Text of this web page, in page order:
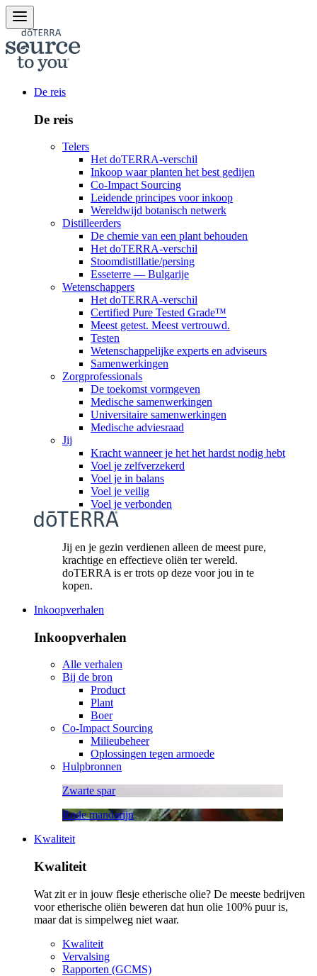
De reis
De reis
Telers
Het doTERRA-verschil
Inkoop waar planten het best gedijen
Co-Impact Sourcing
Leidende principes voor inkoop
Wereldwijd botanisch netwerk
Distilleerders
De chemie van een plant behouden
Het doTERRA-verschil
Stoomdistillatie/persing
Esseterre — Bulgarije
Wetenschappers
Het doTERRA-verschil
Certified Pure Tested Grade™
Meest getest. Meest vertrouwd.
Testen
Wetenschappelijke experts en adviseurs
Samenwerkingen
Zorgprofessionals
De toekomst vormgeven
Medische samenwerkingen
Universitaire samenwerkingen
Medische adviesraad
Jij
Kracht wanneer je het het hardst nodig hebt
Voel je zelfverzekerd
Voel je in balans
Voel je veilig
Voel je verbonden
Jij en je gezin verdienen alleen de meest pure,
krachtige en effectieve oliën ter wereld.
doTERRA is er trots op deze voor jou in te
kopen.
Inkoopverhalen
Inkoopverhalen
Alle verhalen
Bij de bron
Product
Plant
Boer
Co-Impact Sourcing
Milieubeheer
Oplossingen tegen armoede
Hulpbronnen
Zwarte spar
Rode mandarijn
Kwaliteit
Kwaliteit
Wat zit er in jouw flesje etherische olie? De meeste bedrijven
voor etherische oliën beweren dat hun olie 100% puur is,
maar dat is simpelweg niet waar.
Kwaliteit
Vervalsing
Rapporten (GCMS)